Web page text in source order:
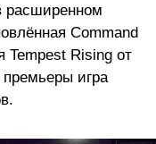
расширенном
Command
Tempest Rising от
игра